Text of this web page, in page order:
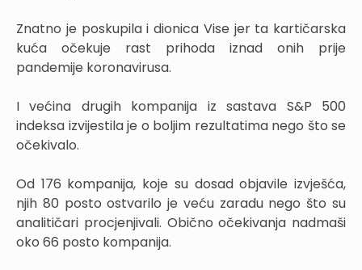
Znatno je poskupila i dionica Vise jer ta kartičarska
kuća očekuje rast prihoda iznad onih prije
pandemije koronavirusa.
I većina drugih kompanija iz sastava S&P 500
indeksa izvijestila je o boljim rezultatima nego što se
očekivalo.
Od 176 kompanija, koje su dosad objavile izvješća,
njih 80 posto ostvarilo je veću zaradu nego što su
analitičari procjenjivali. Obično očekivanja nadmaši
oko 66 posto kompanija.